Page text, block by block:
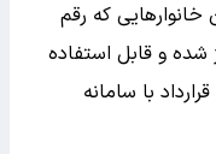
که رقم
۷ و ۸ و ۹ است،شارژ شده و قابل استفاده
با سامانه